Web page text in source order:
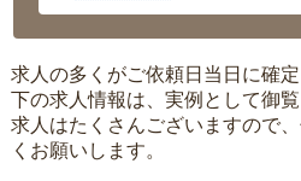
求人の多くがご依頼日当日に確
下の求人情報は、実例として御覧
求人はたくさんございますので
くお願いします。